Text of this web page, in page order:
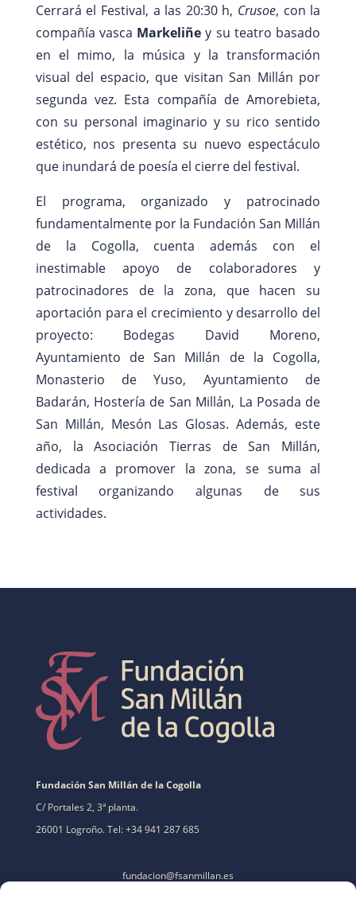
Cerrará el Festival, a las 20:30 h, Crusoe, con la
compañía vasca Markeliñe y su teatro basado
en el mimo, la música y la transformación
visual del espacio, que visitan San Millán por
segunda vez. Esta compañía de Amorebieta,
con su personal imaginario y su rico sentido
estético, nos presenta su nuevo espectáculo
que inundará de poesía el cierre del festival.
El programa, organizado y patrocinado
fundamentalmente por la Fundación San Millán
de la Cogolla, cuenta además con el
inestimable apoyo de colaboradores y
patrocinadores de la zona, que hacen su
aportación para el crecimiento y desarrollo del
proyecto: Bodegas David Moreno,
Ayuntamiento de San Millán de la Cogolla,
Monasterio de Yuso, Ayuntamiento de
Badarán, Hostería de San Millán, La Posada de
San Millán, Mesón Las Glosas. Además, este
año, la Asociación Tierras de San Millán,
dedicada a promover la zona, se suma al
festival organizando algunas de sus
actividades.
Fundación San Millán de la Cogolla
C/ Portales 2, 3ª planta.
26001 Logroño. Tel: +34 941 287 685
fundacion@fsanmillan.es